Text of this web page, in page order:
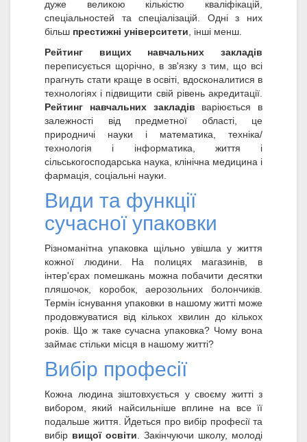
дуже великою кількістю кваліфікацій,
спеціальностей та спеціалізацій. Одні з них
більш престижні університети , інші менш.
Рейтинг вищих навчальних закладів
переписується щорічно, в зв'язку з тим, що всі
прагнуть стати краще в освіті, вдосконалитися в
технологіях і підвищити свій рівень акредитації.
Рейтинг навчальних закладів варіюється в
залежності від предметної області, це
природничі науки і математика, техніка/
технологія і інформатика, життя і
сільськогосподарська наука, клінічна медицина і
фармація, соціальні науки.
Види та функції
сучасної упаковки
Різноманітна упаковка щільно увішла у життя
кожної людини. На полицях магазинів, в
інтер'єрах помешкань можна побачити десятки
пляшочок, коробок, аерозольних болончиків.
Термін існування упаковки в нашому житті може
продовжуватися від кількох хвилин до кількох
років. Що ж таке сучасна упаковка? Чому вона
займає стільки місця в нашому житті?
Вибір професії
Кожна людина зіштовхується у своєму житті з
вибором, який найсильніше вплине на все її
подальше життя. Йдеться про вибір професії та
вибір вищої освіти . Закінчуючи школу, молоді